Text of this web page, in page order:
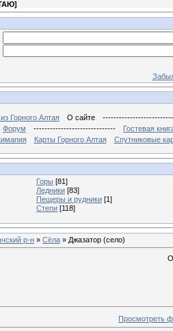
]
Горного Алтая О сайте
Форум ------------------------------
Гостевая
Карты Горного Алтая Спутниковые
Горы [81]
Ледники [83]
Пещеры и рудники [1]
Степи [118]
р-н » Сёла » Джазатор (село)
Просмотреть